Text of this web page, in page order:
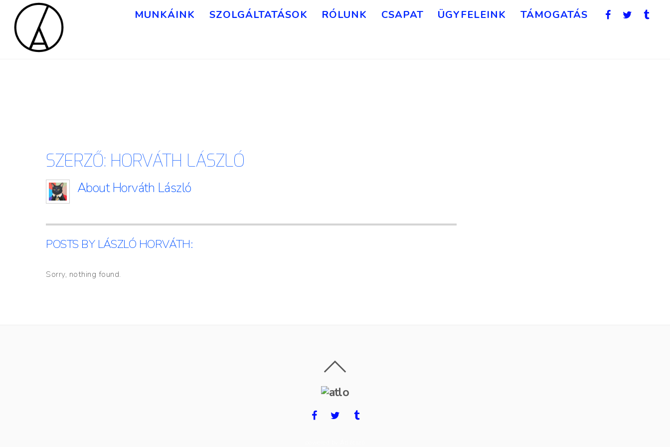
MUNKÁINK SZOLGÁLTATÁSOK RÓLUNK CSAPAT ÜGYFELEINK TÁMOGATÁS
SZERZŐ: HORVÁTH LÁSZLÓ
AboutHorváth László
POSTS BY LÁSZLÓ HORVÁTH:
Sorry, nothing found.